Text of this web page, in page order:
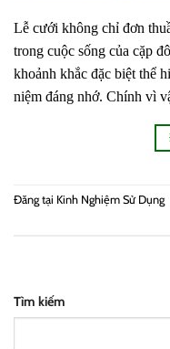
Lễ cưới không chỉ đơn
trong cuộc sống của cặp
khoảnh khắc đặc biệt thể
niệm đáng nhớ. Chính vì
Đăng tại Kinh Nghiệm Sử Dụng
Tìm kiếm